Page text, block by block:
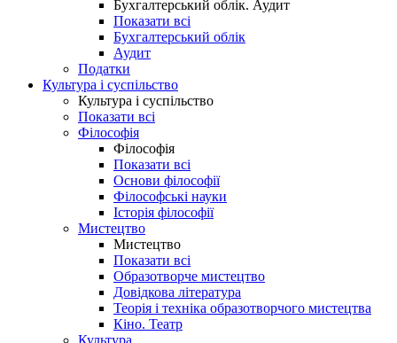
Бухгалтерський облік. Аудит
Показати всі
Бухгалтерський облік
Аудит
Податки
Культура і суспільство
Культура і суспільство
Показати всі
Філософія
Філософія
Показати всі
Основи філософії
Філософські науки
Історія філософії
Мистецтво
Мистецтво
Показати всі
Образотворче мистецтво
Довідкова література
Теорія і техніка образотворчого мистецтва
Кіно. Театр
Культура